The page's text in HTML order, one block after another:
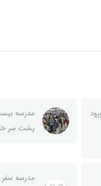
مدرسه
پشت سر
مدرسه